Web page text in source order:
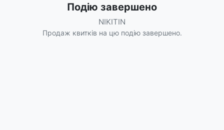
Подію завершено
NIKITIN
Продаж квитків на цю подію завершено.